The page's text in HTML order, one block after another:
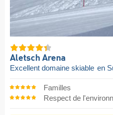
Aletsch Arena
Excellent domaine skiable en
Familles
Respect de